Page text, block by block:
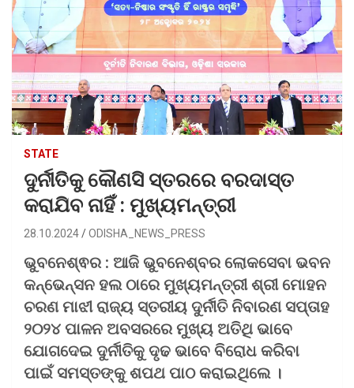
STATE
ଦୁର୍ନୀତିକୁ କୌଣସି ସ୍ତରରେ ବରଦାସ୍ତ
କରାଯିବ ନାହିଁ : ମୁଖ୍ୟମନ୍ତ୍ରୀ
28.10.2024 ODISHA_NEWS_PRESS
ଭୁବନେଶ୍ଵର : ଆଜି ଭୁବନେଶ୍ବର ଲୋକସେବା ଭବନ
କନ୍‌ଭେନ୍‌ସନ ହଲ ଠାରେ ମୁଖ୍ୟମନ୍ତ୍ରୀ ଶ୍ରୀ ମୋହନ
ଚରଣ ମାଝୀ ରାଜ୍ୟ ସ୍ତରୀୟ ଦୁର୍ନୀତି ନିବାରଣ ସପ୍ତାହ
୨୦୨୪ ପାଳନ ଅବସରରେ ମୁଖ୍ୟ ଅତିଥି ଭାବେ
ଯୋଗଦେଇ ଦୁର୍ନୀତିକୁ ଦୃଢ ଭାବେ ବିରୋଧ କରିବା
ପାଇଁ ସମସ୍ତଙ୍କୁ ଶପଥ ପାଠ କରାଇଥିଲେ ।